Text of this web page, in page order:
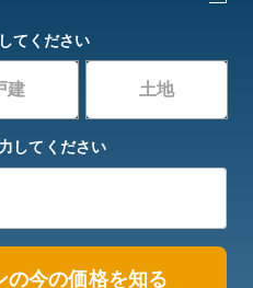
てください
建 土地
してください
の今の価格を知る